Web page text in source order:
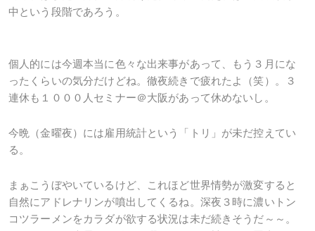
中という段階であろう。
個人的には今週本当に色々な出来事があって、もう３月にな
ったくらいの気分だけどね。徹夜続きで疲れたよ（笑）。３
連休も１０００人セミナー＠大阪があって休めないし。
今晩（金曜夜）には雇用統計という「トリ」が未だ控えてい
る。
まぁこうぼやいているけど、これほど世界情勢が激変すると
自然にアドレナリンが噴出してくるね。深夜３時に濃いトン
コツラーメンをカラダが欲する状況は未だ続きそうだ～～。